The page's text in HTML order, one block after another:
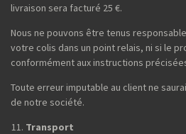
livraison sera facturé 25 €.
Nous ne pouvons être tenus
votre colis dans un point relais, ni si le
conformément aux instructions
Toute erreur imputable au client ne
de notre société.
Transport